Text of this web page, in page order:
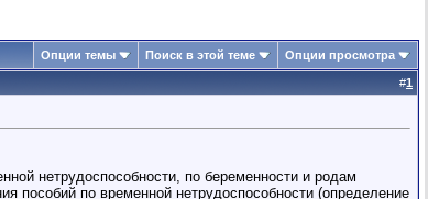
Опции темы Поиск в этой теме Опции просмотра
#1
нетрудоспособности, по беременности и родам
пособий по временной нетрудоспособности (определение